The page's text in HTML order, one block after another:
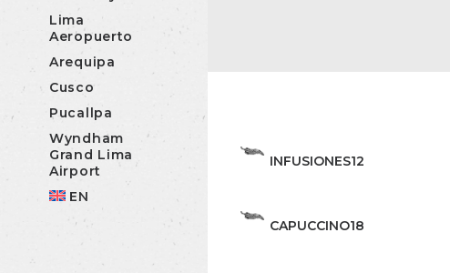
Lima
Aeropuerto
Arequipa
Cusco
Pucallpa
Wyndham
Grand Lima
Airport
EN
INFUSIONES12
CAPUCCINO18